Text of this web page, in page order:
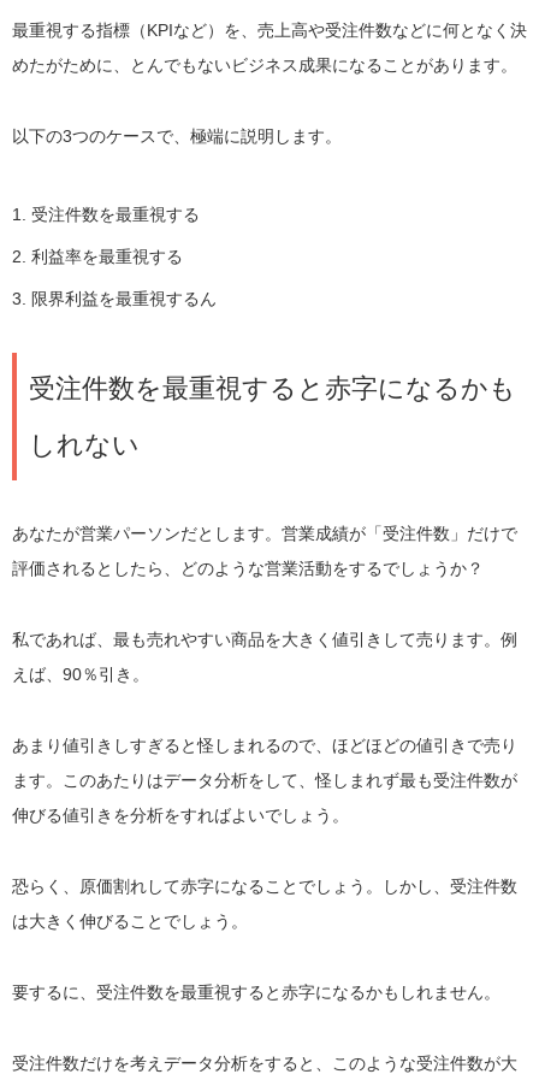
最重視する指標（KPIなど）を、売上高や受注件数などに何となく決
めたがために、とんでもないビジネス成果になることがあります。
以下の3つのケースで、極端に説明します。
受注件数を最重視する
利益率を最重視する
限界利益を最重視するん
受注件数を最重視すると赤字になるかも
しれない
あなたが営業パーソンだとします。営業成績が「受注件数」だけで
評価されるとしたら、どのような営業活動をするでしょうか？
私であれば、最も売れやすい商品を大きく値引きして売ります。例
えば、90％引き。
あまり値引きしすぎると怪しまれるので、ほどほどの値引きで売り
ます。このあたりはデータ分析をして、怪しまれず最も受注件数が
伸びる値引きを分析をすればよいでしょう。
恐らく、原価割れして赤字になることでしょう。しかし、受注件数
は大きく伸びることでしょう。
要するに、受注件数を最重視すると赤字になるかもしれません。
受注件数だけを考えデータ分析をすると、このような受注件数が大